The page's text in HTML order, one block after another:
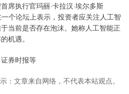
执行官玛丽·卡拉汉·埃尔多斯
个论坛上表示，投资者应关注人工智
当前是否存在泡沫。她称人工智能正
机遇。
券时报等
：文章来自网络，不代表本站观点。